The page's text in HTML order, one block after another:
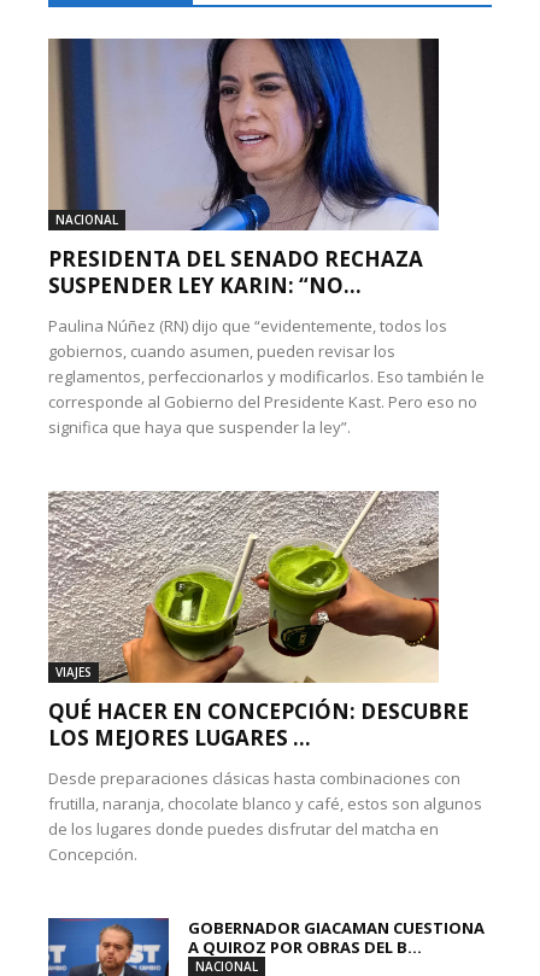
NACIONAL
PRESIDENTA DEL SENADO RECHAZA
SUSPENDER LEY KARIN: “NO...
Paulina Núñez (RN) dijo que “evidentemente, todos los
gobiernos, cuando asumen, pueden revisar los
reglamentos, perfeccionarlos y modificarlos. Eso también le
corresponde al Gobierno del Presidente Kast. Pero eso no
significa que haya que suspender la ley”.
VIAJES
QUÉ HACER EN CONCEPCIÓN: DESCUBRE
LOS MEJORES LUGARES ...
Desde preparaciones clásicas hasta combinaciones con
frutilla, naranja, chocolate blanco y café, estos son algunos
de los lugares donde puedes disfrutar del matcha en
Concepción.
GOBERNADOR GIACAMAN CUESTIONA
A QUIROZ POR OBRAS DEL B...
NACIONAL